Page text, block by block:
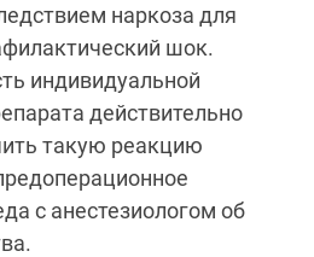
наркоза для
шок.
индивидуальной
действительно
такую реакцию
с анестезиологом об